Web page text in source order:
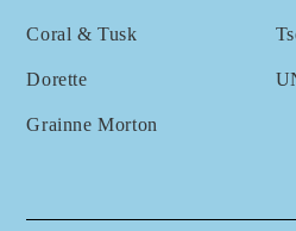
Coral & Tusk
Dorette
Grainne Morton